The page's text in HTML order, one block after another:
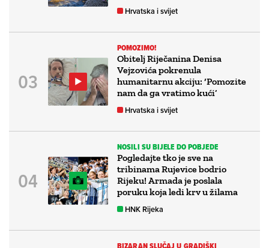
Hrvatska i svijet
POMOZIMO!
Obitelj Riječanina Denisa
Vejzovića pokrenula
humanitarnu akciju: ‘Pomozite
nam da ga vratimo kući’
Hrvatska i svijet
NOSILI SU BIJELE DO POBJEDE
Pogledajte tko je sve na
tribinama Rujevice bodrio
Rijeku! Armada je poslala
poruku koja ledi krv u žilama
HNK Rijeka